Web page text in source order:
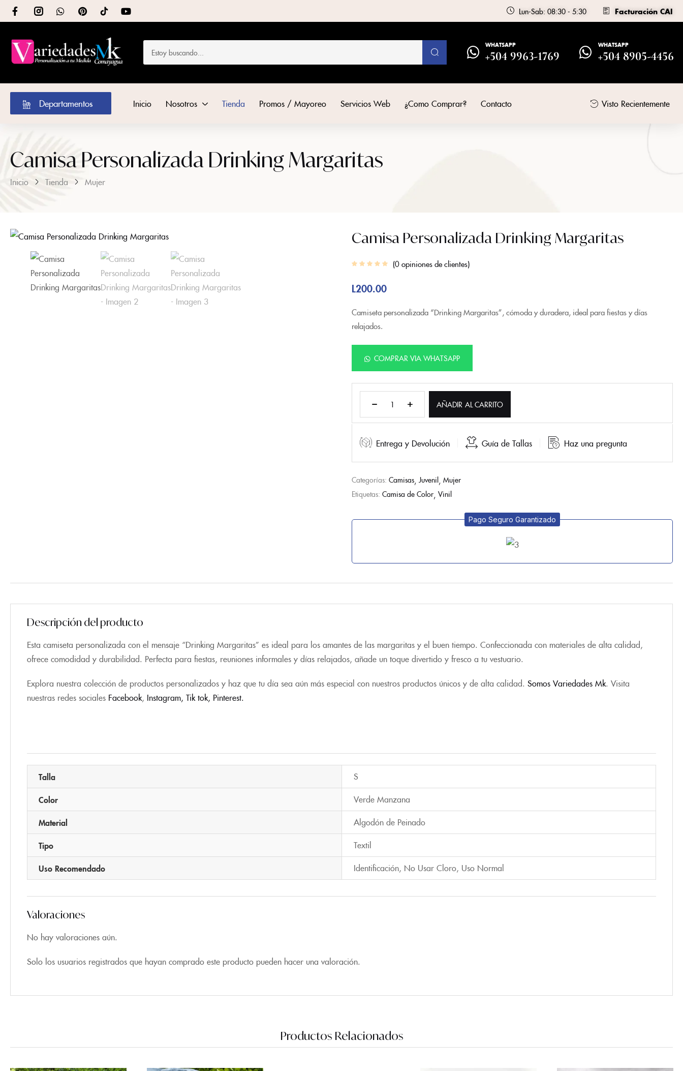
Lun-Sab: 08:30 - 5:30 Facturación CAI
WHATSAPP
+504 9963-1769
WHATSAPP
+504 8905-4456
Departamentos Inicio Nosotros Tienda Promos / Mayoreo Servicios Web ¿Como Comprar? Contacto Visto Recientemente
Camisa Personalizada Drinking Margaritas
Inicio Tienda Mujer
Camisa Personalizada Drinking Margaritas
0opiniones de clientes
L200.00
Camiseta personalizada “Drinking Margaritas”, cómoda y duradera, ideal para fiestas y días
relajados.
COMPRAR VIA WHATSAPP
AÑADIR AL CARRITO
Entrega y Devolución Guía de Tallas Haz una pregunta
Categorías: Camisas Juvenil Mujer
Etiquetas: Camisa de Color Vinil
Pago Seguro Garantizado
Descripción del producto
Esta camiseta personalizada con el mensaje “Drinking Margaritas” es ideal para los amantes de las margaritas y el buen tiempo. Confeccionada con materiales de alta calidad,
ofrece comodidad y durabilidad. Perfecta para fiestas, reuniones informales y días relajados, añade un toque divertido y fresco a tu vestuario.
Explora nuestra colección de productos personalizados y haz que tu día sea aún más especial con nuestros productos únicos y de alta calidad. Somos Variedades Mk. Visita
nuestras redes sociales Facebook, Instagram, Tik tok, Pinterest.
Talla S
Color Verde Manzana
Material Algodón de Peinado
Tipo Textil
Uso Recomendado Identificación, No Usar Cloro, Uso Normal
Valoraciones
No hay valoraciones aún.
Solo los usuarios registrados que hayan comprado este producto pueden hacer una valoración.
Productos Relacionados